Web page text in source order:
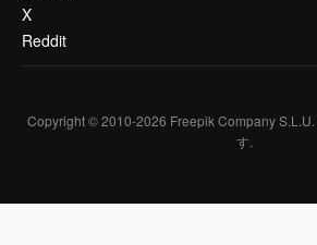
X
Reddit
Copyright © 2010-2026 Freepik Company S.L.U.
す.